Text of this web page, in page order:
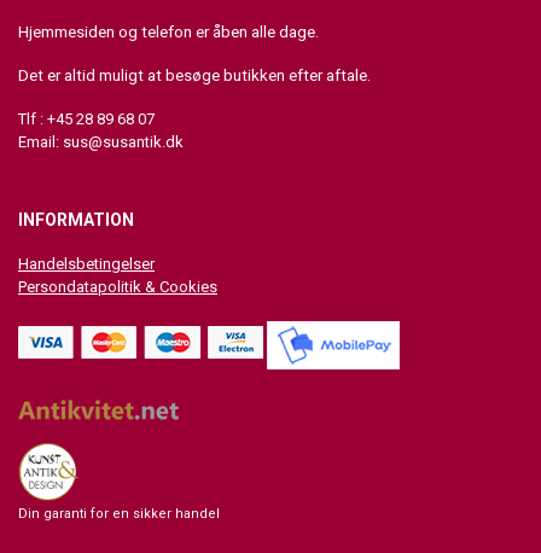
Hjemmesiden og telefon er åben alle dage.
Det er altid muligt at besøge butikken efter aftale.
Tlf : +45 28 89 68 07
Email: sus@susantik.dk
INFORMATION
Handelsbetingelser
Persondatapolitik & Cookies
Din garanti for en sikker handel